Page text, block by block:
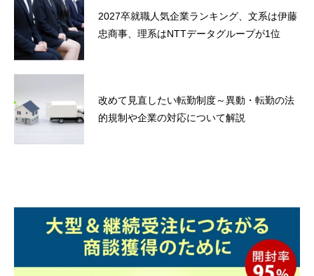
2027卒就職人気企業ランキング、文系は伊藤
忠商事、理系はNTTデータグループが1位
改めて見直したい転勤制度～異動・転勤の法
的規制や企業の対応について解説